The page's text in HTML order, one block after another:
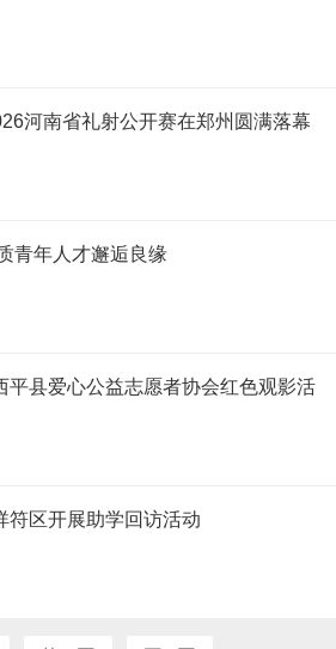
河南省礼射公开赛在郑州圆满落幕
青年人才邂逅良缘
县爱心公益志愿者协会红色观影活
符区开展助学回访活动